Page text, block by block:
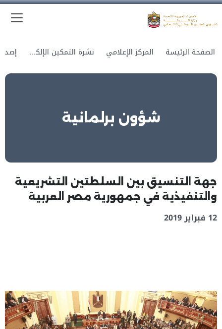
الصفحة الرئيسة المركز الإعلامي نشرة التمكين الإلكترونية
شؤون برلمانية
جهة التنسيق بين السلطتين التشريعية
والتنفيذية في جمهورية مصر العربية
12 فبراير 2019